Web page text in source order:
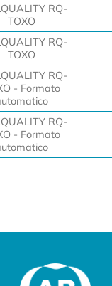
RQ-
TOXO
RQ-
TOXO
RQ-
- Formato
RQ-
- Formato